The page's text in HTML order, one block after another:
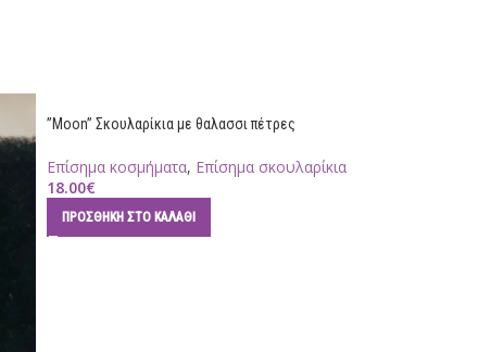
”Moon” Σκουλαρίκια με θαλασσι πέτρες
Επίσημα κοσμήματα, Επίσημα σκουλαρίκια
18.00€
ΠΡΟΣΘΉΚΗ ΣΤΟ ΚΑΛΆΘΙ